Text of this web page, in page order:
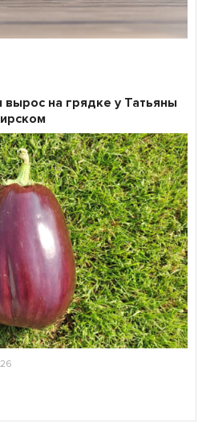
на грядке у Татьяны